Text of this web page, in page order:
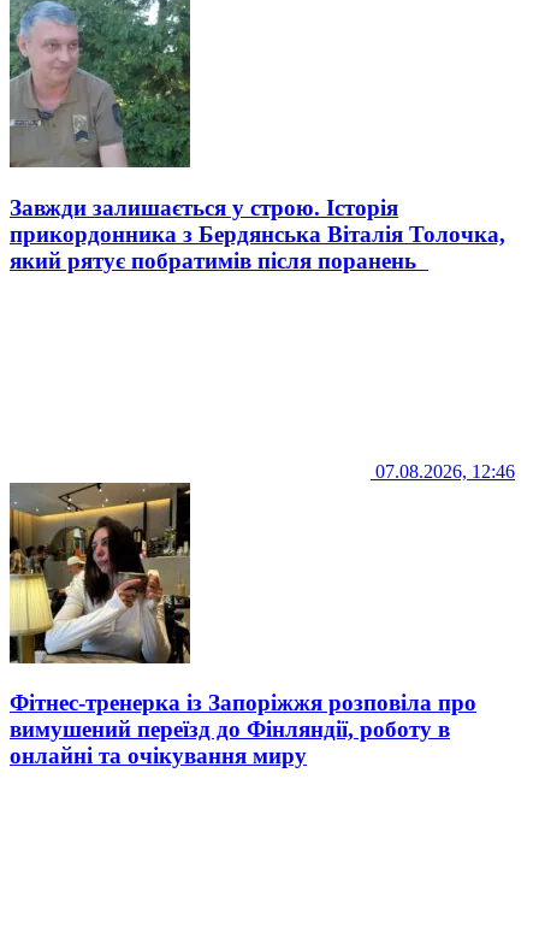
Завжди залишається у строю. Історія
прикордонника з Бердянська Віталія Толочка,
який рятує побратимів після поранень
07.08.2026, 12:46
Фітнес-тренерка із Запоріжжя розповіла про
вимушений переїзд до Фінляндії, роботу в
онлайні та очікування миру